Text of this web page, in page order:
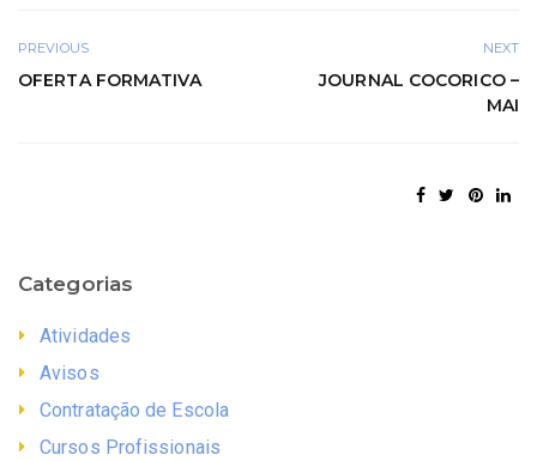
PREVIOUS
OFERTA FORMATIVA
NEXT
JOURNAL COCORICO –
MAI
Categorias
Atividades
Avisos
Contratação de Escola
Cursos Profissionais